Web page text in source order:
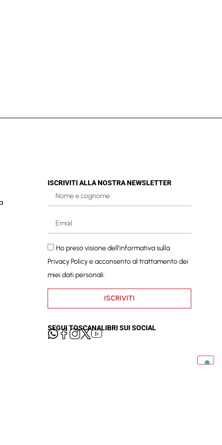
ISCRIVITI ALLA NOSTRA NEWSLETTER
Ho preso visione dell'informativa sulla
Privacy Policye acconsento al trattamento dei
miei dati personali.
ISCRIVITI
SEGUI TOSCANALIBRI SUI SOCIAL